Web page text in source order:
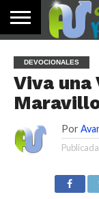
PALABRA
DE HOY
DEVOCIONALES
NOTICIAS
TESTIMONIOS
ORACIONES
SOBRE
NOSOTROS
IMÁGENES
DEVOCIONALES
Viva una
Por